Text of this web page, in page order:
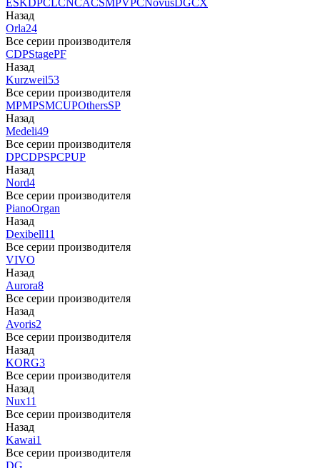
ESKDPCLCNCACSMPVPCNovusDGCX
Назад
Orla24
Все серии производителя
CDPStagePF
Назад
Kurzweil53
Все серии производителя
MPMPSMCUPOthersSP
Назад
Medeli49
Все серии производителя
DPCDPSPCPUP
Назад
Nord4
Все серии производителя
PianoOrgan
Назад
Dexibell11
Все серии производителя
VIVO
Назад
Aurora8
Все серии производителя
Назад
Avoris2
Все серии производителя
Назад
KORG3
Все серии производителя
Назад
Nux11
Все серии производителя
Назад
Kawai1
Все серии производителя
DG